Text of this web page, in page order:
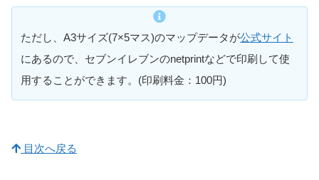
ただし、A3サイズ(7×5マス)のマップデータが公式サイト
にあるので、セブンイレブンのnetprintなどで印刷して使
用することができます。(印刷料金：100円)
目次へ戻る